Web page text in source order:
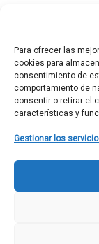
Para ofrecer las
cookies para
consentimiento de
comportamiento de
consentir o retirar el
características y
Gestionar los